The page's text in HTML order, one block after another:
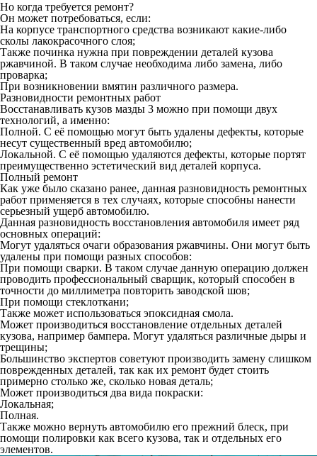
Но когда требуется ремонт?
Он может потребоваться, если:
На корпусе транспортного средства возникают какие-либо
сколы лакокрасочного слоя;
Также починка нужна при повреждении деталей кузова
ржавчиной. В таком случае необходима либо замена, либо
проварка;
При возникновении вмятин различного размера.
Разновидности ремонтных работ
Восстанавливать кузов мазды 3 можно при помощи двух
технологий, а именно:
Полной. С её помощью могут быть удалены дефекты, которые
несут существенный вред автомобилю;
Локальной. С её помощью удаляются дефекты, которые портят
преимущественно эстетический вид деталей корпуса.
Полный ремонт
Как уже было сказано ранее, данная разновидность ремонтных
работ применяется в тех случаях, которые способны нанести
серьезный ущерб автомобилю.
Данная разновидность восстановления автомобиля имеет ряд
основных операций:
Могут удаляться очаги образования ржавчины. Они могут быть
удалены при помощи разных способов:
При помощи сварки. В таком случае данную операцию должен
проводить профессиональный сварщик, который способен в
точности до миллиметра повторить заводской шов;
При помощи стеклоткани;
Также может использоваться эпоксидная смола.
Может производиться восстановление отдельных деталей
кузова, например бампера. Могут удаляться различные дыры и
трещины;
Большинство экспертов советуют производить замену слишком
поврежденных деталей, так как их ремонт будет стоить
примерно столько же, сколько новая деталь;
Может производиться два вида покраски:
Локальная;
Полная.
Также можно вернуть автомобилю его прежний блеск, при
помощи полировки как всего кузова, так и отдельных его
элементов.